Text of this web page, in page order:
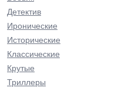
Детектив
Иронические
Исторические
Классические
Крутые
Триллеры